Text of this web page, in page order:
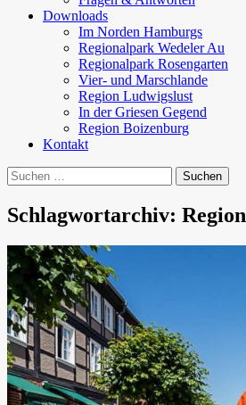
Downloads
Im Norden Hamburgs
Regionalpark Wedeler Au
Regionalpark Rosengarten
Vier- und Marschlande
Region Ludwigslust
In der Griesen Gegend
Region Boizenburg
Kontakt
Suchen
nach:
Schlagwortarchiv: